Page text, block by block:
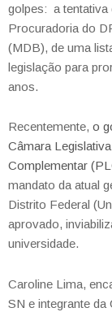
golpes: a tentativa
Procuradoria do
(MDB), de uma
legislação para
anos.
Recentemente, o
Câmara
Complementar
mandato da atual
Distrito Federal
aprovado,
universidade.
Caroline Lima,
SN e integrante